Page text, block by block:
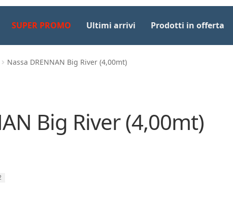
SUPER PROMO Ultimi arrivi Prodotti in offerta
Nassa DRENNAN Big River (4,00mt)
Big River (4,00mt)